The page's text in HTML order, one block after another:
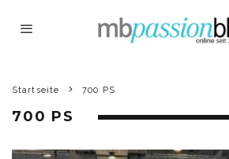
Startseite 700 PS
700 PS